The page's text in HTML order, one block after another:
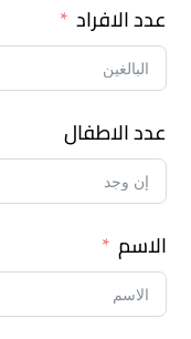
عدد الافراد
عدد الاطفال
الاسم